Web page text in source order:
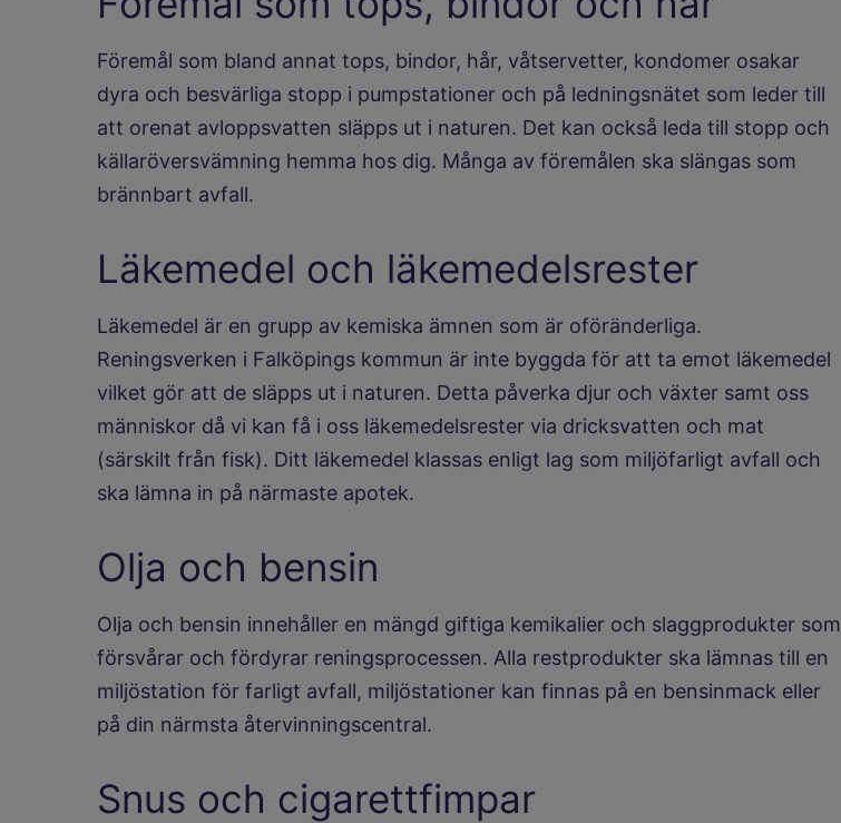
Föremål som bland annat tops, bindor, hår, våtservetter, kondomer osakar
dyra och besvärliga stopp i pumpstationer och på ledningsnätet som leder till
att orenat avloppsvatten släpps ut i naturen. Det kan också leda till stopp och
källaröversvämning hemma hos dig. Många av föremålen ska slängas som
brännbart avfall.
Läkemedel och läkemedelsrester
Läkemedel är en grupp av kemiska ämnen som är oföränderliga.
Reningsverken i Falköpings kommun är inte byggda för att ta emot läkemedel
vilket gör att de släpps ut i naturen. Detta påverka djur och växter samt oss
människor då vi kan få i oss läkemedelsrester via dricksvatten och mat
(särskilt från fisk). Ditt läkemedel klassas enligt lag som miljöfarligt avfall och
ska lämna in på närmaste apotek.
Olja och bensin
Olja och bensin innehåller en mängd giftiga kemikalier och slaggprodukter som
försvårar och fördyrar reningsprocessen. Alla restprodukter ska lämnas till en
miljöstation för farligt avfall, miljöstationer kan finnas på en bensinmack eller
på din närmsta återvinningscentral.
Snus och cigarettfimpar